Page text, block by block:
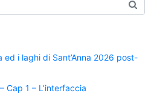
ed i laghi di Sant’Anna 2026 post-
Cap 1 – L’interfaccia